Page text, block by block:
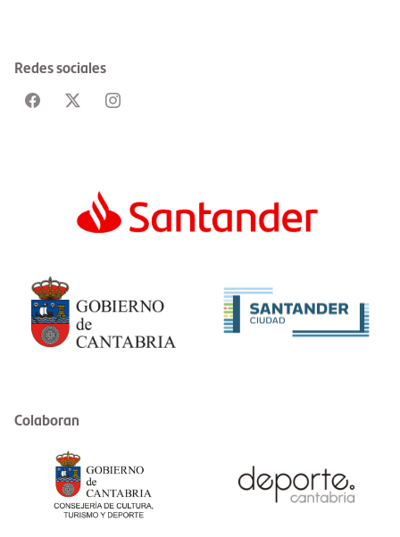
Redes sociales
Colaboran